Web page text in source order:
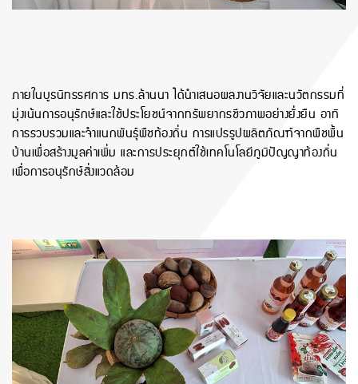
ภายในบูธนิทรรศการ มทร.ล้านนา ได้นำเสนอผลงานวิจัยและนวัตกรรมที่
มุ่งเน้นการอนุรักษ์และใช้ประโยชน์จากทรัพยากรชีวภาพอย่างยั่งยืน อาทิ
การรวบรวมและจำแนกพันธุ์พืชท้องถิ่น การแปรรูปผลิตภัณฑ์จากพืชพื้น
บ้านเพื่อสร้างมูลค่าเพิ่ม และการประยุกต์ใช้เทคโนโลยีภูมิปัญญาท้องถิ่น
เพื่อการอนุรักษ์สิ่งแวดล้อม